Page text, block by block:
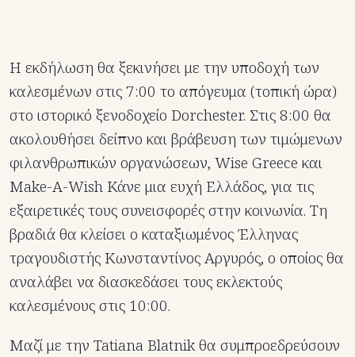
Η εκδήλωση θα ξεκινήσει με την υποδοχή των
καλεσμένων στις 7:00 το απόγευμα (τοπική ώρα)
στο ιστορικό ξενοδοχείο Dorchester. Στις 8:00 θα
ακολουθήσει δείπνο και βράβευση των τιμώμενων
φιλανθρωπικών οργανώσεων, Wise Greece και
Make-A-Wish Kάνε μια ευχή Ελλάδος, για τις
εξαιρετικές τους συνεισφορές στην κοινωνία. Τη
βραδιά θα κλείσει ο καταξιωμένος Έλληνας
τραγουδιστής Κωνσταντίνος Αργυρός, ο οποίος θα
αναλάβει να διασκεδάσει τους εκλεκτούς
καλεσμένους στις 10:00.
Μαζί με την Tatiana Blatnik θα συμπροεδρεύσουν